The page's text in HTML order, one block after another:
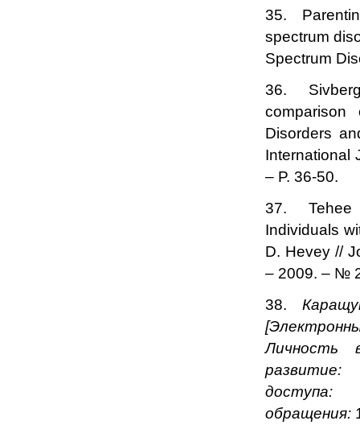
35.
spectrum
Spectrum
36.
Disorders
International
– P. 36-50.
37. Tehee
Individuals
D. Hevey //
– 2009. – №
38.
Личность
доступа:
обращения: